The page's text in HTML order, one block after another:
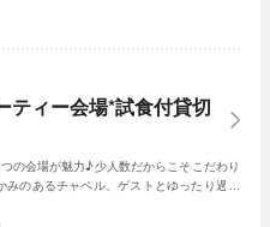
ィー会場*試食付貸切
の会場が魅力♪少人数だからこそこだわり
のあるチャペル、ゲストとゆったり過ご